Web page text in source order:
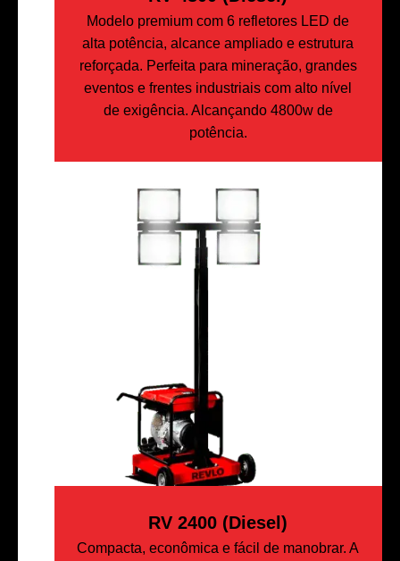
Modelo premium com 6 refletores LED de
alta potência, alcance ampliado e estrutura
reforçada. Perfeita para mineração, grandes
eventos e frentes industriais com alto nível
de exigência. Alcançando 4800w de
potência.
RV 2400 (Diesel)
Compacta, econômica e fácil de manobrar. A